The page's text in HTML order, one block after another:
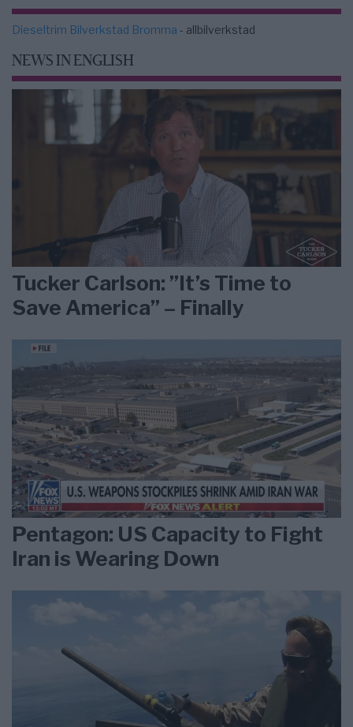
Dieseltrim Bilverkstad Bromma - allbilverkstad
NEWS IN ENGLISH
Tucker Carlson: ”It’s Time to
Save America” – Finally
Pentagon: US Capacity to Fight
Iran is Wearing Down